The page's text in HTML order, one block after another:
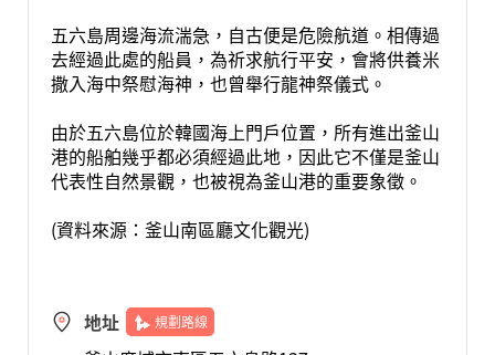
五六島周邊海流湍急，自古便是危險航道。相傳過
去經過此處的船員，為祈求航行平安，會將供養米
撒入海中祭慰海神，也曾舉行龍神祭儀式。
由於五六島位於韓國海上門戶位置，所有進出釜山
港的船舶幾乎都必須經過此地，因此它不僅是釜山
代表性自然景觀，也被視為釜山港的重要象徵。
(資料來源：釜山南區廳文化觀光)
地址 規劃路線